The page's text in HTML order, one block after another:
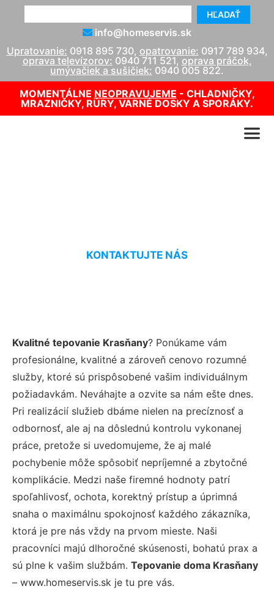
HĽADAŤ
info@homeservis.sk
Upratovanie: 0918 895 730, opatrovanie: 0917 789 934,
oprava televízorov: 0940 711 521, oprava práčok,
umývačiek a sušičiek: 0940 005 822.
MOMENTÁLNE NEOPRAVUJEME - CHLADNIČKY,
MRAZNIČKY, RÚRY, VARNÉ DOSKY A SPORÁKY.
KONTAKTUJTE NÁS
Kvalitné tepovanie Krasňany? Ponúkame vám
profesionálne, kvalitné a zároveň cenovo rozumné
služby, ktoré sú prispôsobené vašim individuálnym
požiadavkám. Neváhajte a ozvite sa nám ešte dnes.
Pri realizácií služieb dbáme nielen na precíznosť a
odbornosť, ale aj na dôslednú kontrolu vykonanej
práce, pretože si uvedomujeme, že aj malé
pochybenie môže spôsobiť nepríjemné a zbytočné
komplikácie. Medzi naše firemné hodnoty patrí
spoľahlivosť, ochota, korektný prístup a úprimná
snaha o maximálnu spokojnosť každého zákazníka,
ktorá je pre nás vždy na prvom mieste. Naši
pracovníci majú dlhoročné skúsenosti, bohatú prax a
sú plne k vašim službám. Tepovanie doma Krasňany
– www.homeservis.sk je tu pre vás.